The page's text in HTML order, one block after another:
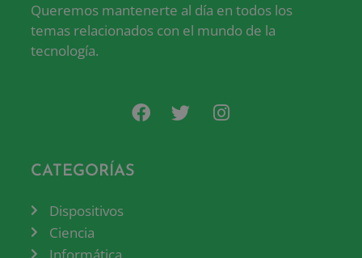
Queremos mantenerte al día en todos los
temas relacionados con el mundo de la
tecnología.
CATEGORÍAS
Dispositivos
Ciencia
Informática